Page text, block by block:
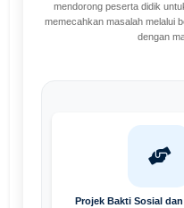
mendorong peserta didik
memecahkan masalah melalui
dengan
Projek Bakti Sosial